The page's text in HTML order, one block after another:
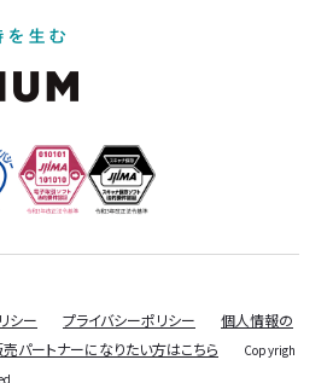
シー プライバシーポリシー
個人情報の
売パートナーになりたい方はこちら
Copyrigh